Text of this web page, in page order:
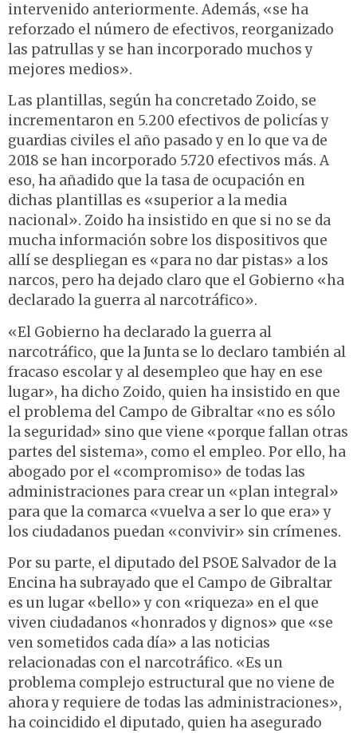
intervenido anteriormente. Además, «se ha
reforzado el número de efectivos, reorganizado
las patrullas y se han incorporado muchos y
mejores medios».
Las plantillas, según ha concretado Zoido, se
incrementaron en 5.200 efectivos de policías y
guardias civiles el año pasado y en lo que va de
2018 se han incorporado 5.720 efectivos más. A
eso, ha añadido que la tasa de ocupación en
dichas plantillas es «superior a la media
nacional». Zoido ha insistido en que si no se da
mucha información sobre los dispositivos que
allí se despliegan es «para no dar pistas» a los
narcos, pero ha dejado claro que el Gobierno «ha
declarado la guerra al narcotráfico».
«El Gobierno ha declarado la guerra al
narcotráfico, que la Junta se lo declaro también al
fracaso escolar y al desempleo que hay en ese
lugar», ha dicho Zoido, quien ha insistido en que
el problema del Campo de Gibraltar «no es sólo
la seguridad» sino que viene «porque fallan otras
partes del sistema», como el empleo. Por ello, ha
abogado por el «compromiso» de todas las
administraciones para crear un «plan integral»
para que la comarca «vuelva a ser lo que era» y
los ciudadanos puedan «convivir» sin crímenes.
Por su parte, el diputado del PSOE Salvador de la
Encina ha subrayado que el Campo de Gibraltar
es un lugar «bello» y con «riqueza» en el que
viven ciudadanos «honrados y dignos» que «se
ven sometidos cada día» a las noticias
relacionadas con el narcotráfico. «Es un
problema complejo estructural que no viene de
ahora y requiere de todas las administraciones»,
ha coincidido el diputado, quien ha asegurado